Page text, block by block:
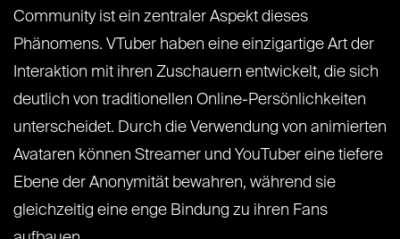
Community ist ein zentraler Aspekt dieses
Phänomens. VTuber haben eine einzigartige Art der
Interaktion mit ihren Zuschauern entwickelt, die sich
deutlich von traditionellen Online-Persönlichkeiten
unterscheidet. Durch die Verwendung von animierten
Avataren können Streamer und YouTuber eine tiefere
Ebene der Anonymität bewahren, während sie
gleichzeitig eine enge Bindung zu ihren Fans